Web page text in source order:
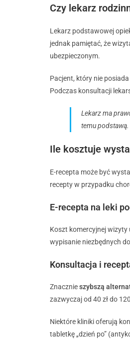
Czy lekarz
Lekarz podstawowej
jednak pamiętać, że
ubezpieczonym.
Pacjent, który nie
Podczas konsultacji
Lekarz ma
temu podstawą.
Ile kosztuje
E-recepta może być
recepty w przypadku
E-recepta na leki
Koszt komercyjnej wizyty
wypisanie niezbędnych
Konsultacja i
Znacznieszybszą
zazwyczaj od 40 zł do
Niektóre kliniki oferują
tabletkę „dzień po”